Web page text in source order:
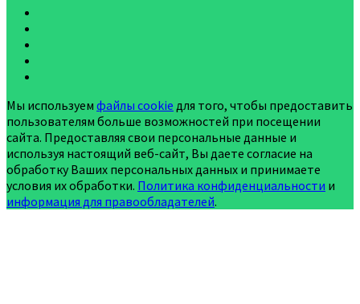
Мы используем файлы cookie для того, чтобы предоставить
пользователям больше возможностей при посещении
сайта. Предоставляя свои персональные данные и
используя настоящий веб-сайт, Вы даете согласие на
обработку Ваших персональных данных и принимаете
условия их обработки. Политика конфиденциальности и
информация для правообладателей.